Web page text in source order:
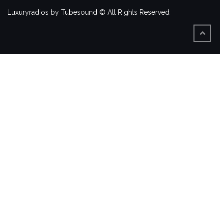
Luxuryradios by Tubesound © All Rights Reserved